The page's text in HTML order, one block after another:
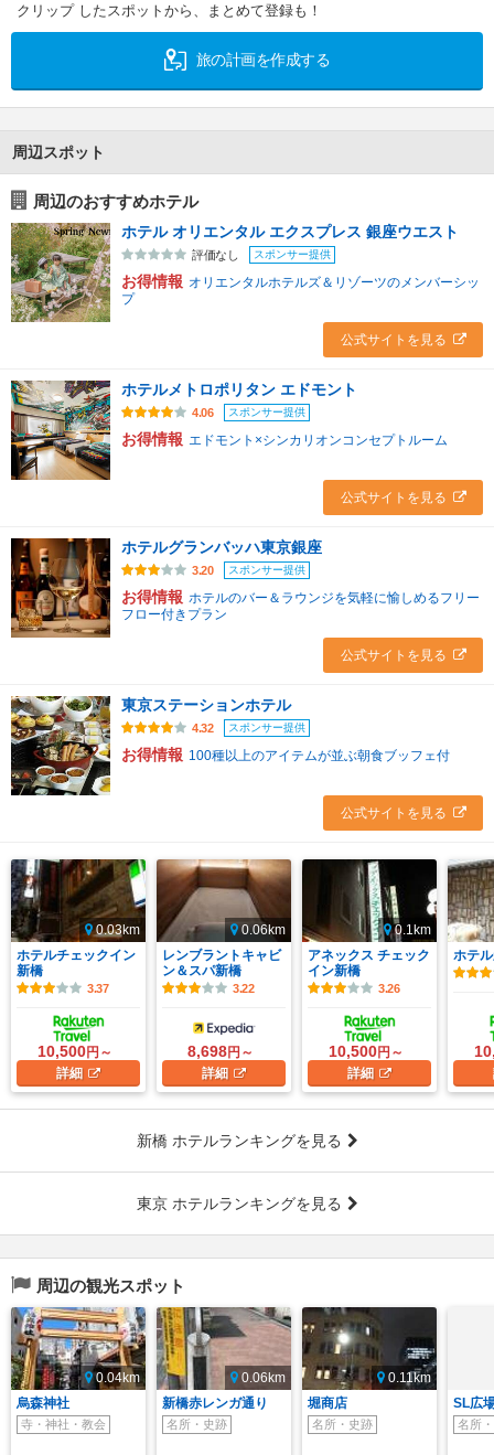
クリップ したスポットから、まとめて登録も！
旅の計画を作成する
周辺スポット
周辺のおすすめホテル
ホテル オリエンタル エクスプレス 銀座ウエスト
評価なし スポンサー提供
お得情報 オリエンタルホテルズ＆リゾーツのメンバーシッ
プ
公式サイトを見る
ホテルメトロポリタン エドモント
4.06 スポンサー提供
お得情報 エドモント×シンカリオンコンセプトルーム
公式サイトを見る
ホテルグランバッハ東京銀座
3.20 スポンサー提供
お得情報 ホテルのバー＆ラウンジを気軽に愉しめるフリー
フロー付きプラン
公式サイトを見る
東京ステーションホテル
4.32 スポンサー提供
お得情報 100種以上のアイテムが並ぶ朝食ブッフェ付
公式サイトを見る
0.03km
ホテルチェックイン
新橋
3.37
10,500円～
詳細
0.06km
レンブラントキャビ
ン＆スパ新橋
3.22
8,698円～
詳細
0.1km
アネックス チェック
イン新橋
3.26
10,500円～
詳細
ホテ
新橋 ホテルランキングを見る
東京 ホテルランキングを見る
周辺の観光スポット
0.04km
烏森神社
寺・神社・教会
0.06km
新橋赤レンガ通り
名所・史跡
0.11km
堀商店
名所・史跡
SL広
名所